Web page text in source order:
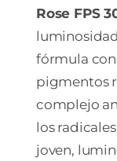
Rose FPS
fórmula
pigmentos
complejo
los
joven,